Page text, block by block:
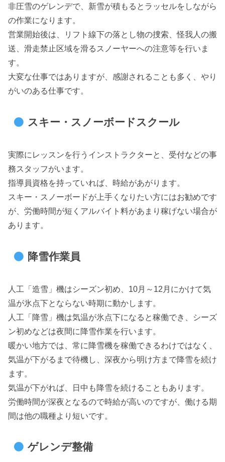
非圧雪のゲレンデで、新雪が積もるとラッセルをしながら
の作業になります。
営業開始後は、リフト線下の落とし物の捜索、怪我人の搬
送、滑走禁止区域を滑るスノーヤーへの注意等を行いま
す。
大変な仕事ではありますが、感謝されることも多く、やり
がいのある仕事です。
スキー・スノーボードスクール
実際にレッスンを行うインストラクターと、受付などの事
務スタッフがいます。
指導員資格を持っていれば、時給があがります。
スキー・スノーボードが上手くなりたい方にはお勧めです
が、労働時間が短くアルバイト料があまり稼げない場合が
あります。
降雪作業員
人工「造雪」機はシーズン初め、10月～12月にかけて気
温が氷点下とならない時期に動かします。
人工「降雪」機は気温が氷点下になると稼働でき、シーズ
ン初めなどは夜間に降雪作業を行います。
暖かい地方では、常に降雪機を稼働できるわけではなく、
気温が下がるまで待機し、深夜から明け方まで降雪を続け
ます。
気温が下がれば、日中も降雪を続けることもあります。
労働時間が深夜となるので時給が高いのですが、働ける期
間は他の職種より短いです。
ゲレンデ整備